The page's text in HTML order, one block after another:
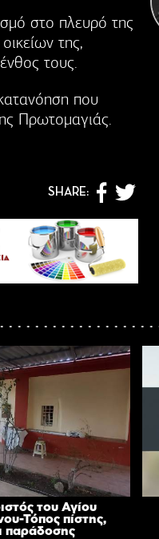
στο πλευρό της
της,
τους.
που
Πρωτομαγιάς.
SHARE:
του Αγίου
Τόπος πίστης,
παράδοσης